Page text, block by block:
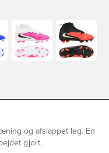
og afslappet leg. En
gjort.